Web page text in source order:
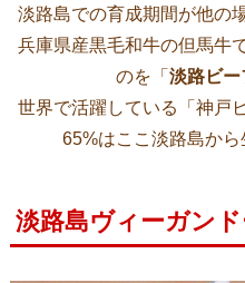
淡路島での育成期間が他の
兵庫県産黒毛和牛の但馬牛
のを「 淡路ビー
世界で活躍している「神戸
65%はここ淡路島から
淡路島ヴィーガン